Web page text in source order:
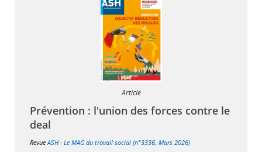
Article
Prévention : l'union des forces contre le
deal
Revue ASH - Le MAG du travail social (n°3336, Mars 2026)